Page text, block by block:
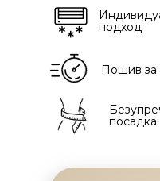
подход
Пошив за
посадка